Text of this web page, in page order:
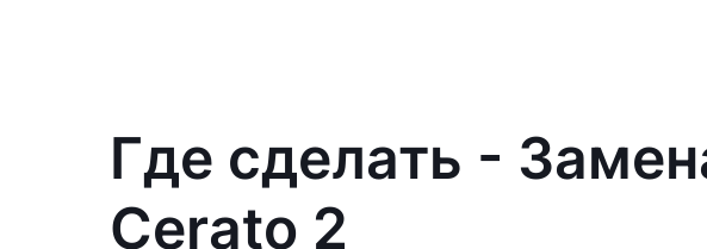
Где сделать -
Cerato 2